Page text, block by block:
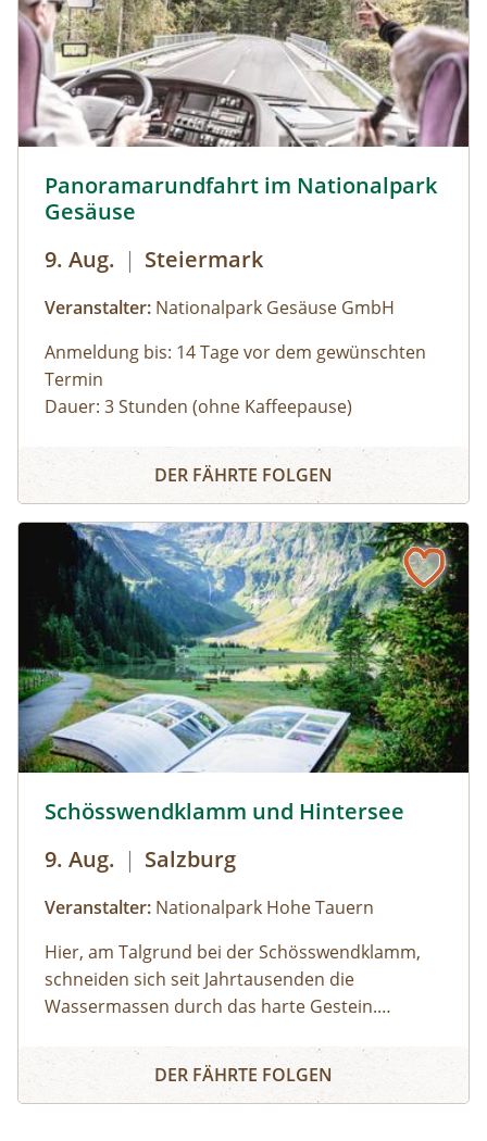
Panoramarundfahrt im Nationalpark
Gesäuse
9. Aug. | Steiermark
Veranstalter: Nationalpark Gesäuse GmbH
Anmeldung bis: 14 Tage vor dem gewünschten
Termin
Dauer: 3 Stunden (ohne Kaffeepause)
Gesäuse mit Nationalpark Ranger:in – wilde
Natur und besondere Orte.
Bus muss gestellt werden. Auf Wunsch ist eine
Kaffeepause im Nationalpark Pavillon
Gstatterboden möglich (nicht im Preis
inkludiert, muss selbst organisiert
werden).Wetterfeste Bekleidung und festes
Schuhwerk für Zwischenstopps ist
empfehlenswert.
Panoramarundfahrt im Nationalpark Gesäuse
DER FÄHRTE FOLGEN
Schösswendklamm und Hintersee
9. Aug. | Salzburg
Veranstalter: Nationalpark Hohe Tauern
Hier, am Talgrund bei der Schösswendklamm,
schneiden sich seit Jahrtausenden die
Wassermassen durch das harte Gestein.
Kolke und kleine Wasserfälle entstanden. Der
Klamm folgend geht es weiter bis zum Hintersee
Schösswendklamm und Hintersee
DER FÄHRTE FOLGEN